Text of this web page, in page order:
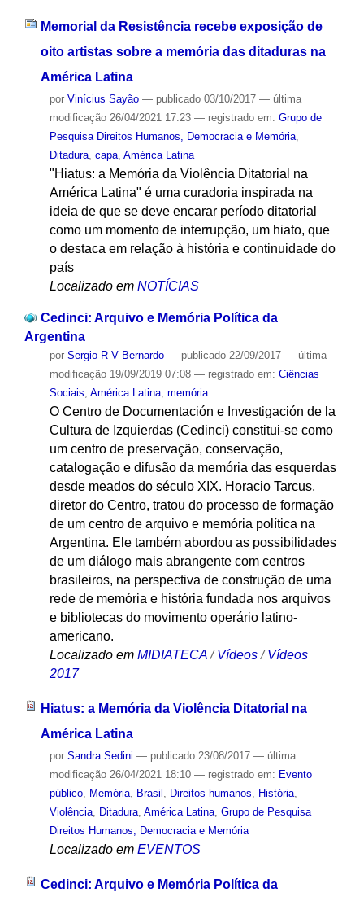
Memorial da Resistência recebe exposição de
oito artistas sobre a memória das ditaduras na
América Latina
por Vinícius Sayão — publicado03/10/2017 — última
modificação26/04/2021 17:23 — registrado em: Grupo de
Pesquisa Direitos Humanos, Democracia e Memória,
Ditadura, capa, América Latina
"Hiatus: a Memória da Violência Ditatorial na
América Latina" é uma curadoria inspirada na
ideia de que se deve encarar período ditatorial
como um momento de interrupção, um hiato, que
o destaca em relação à história e continuidade do
país
Localizado em NOTÍCIAS
Cedinci: Arquivo e Memória Política da
Argentina
por Sergio R V Bernardo — publicado22/09/2017 — última
modificação19/09/2019 07:08 — registrado em: Ciências
Sociais, América Latina, memória
O Centro de Documentación e Investigación de la
Cultura de Izquierdas (Cedinci) constitui-se como
um centro de preservação, conservação,
catalogação e difusão da memória das esquerdas
desde meados do século XIX. Horacio Tarcus,
diretor do Centro, tratou do processo de formação
de um centro de arquivo e memória política na
Argentina. Ele também abordou as possibilidades
de um diálogo mais abrangente com centros
brasileiros, na perspectiva de construção de uma
rede de memória e história fundada nos arquivos
e bibliotecas do movimento operário latino-
americano.
Localizado em MIDIATECA /Vídeos /Vídeos
2017
Hiatus: a Memória da Violência Ditatorial na
América Latina
por Sandra Sedini — publicado23/08/2017 — última
modificação26/04/2021 18:10 — registrado em: Evento
público, Memória, Brasil Direitos humanos História,
Violência, Ditadura, América Latina, Grupo de Pesquisa
Direitos Humanos, Democracia e Memória
Localizado em EVENTOS
Cedinci: Arquivo e Memória Política da